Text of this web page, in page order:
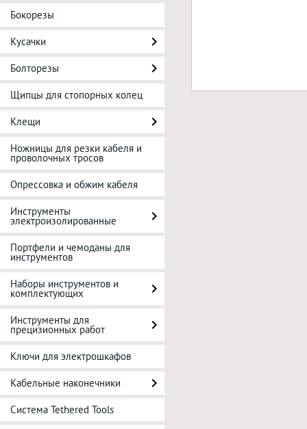
Бокорезы
Кусачки
Болторезы
Щипцы для стопорных колец
Клещи
Ножницы для резки кабеля и
проволочных тросов
Опрессовка и обжим кабеля
Инструменты
электроизолированные
Портфели и чемоданы для
инструментов
Наборы инструментов и
комплектующих
Инструменты для
прецизионных работ
Ключи для электрошкафов
Кабельные наконечники
Система Tethered Tools